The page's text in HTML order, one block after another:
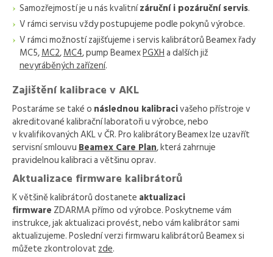
Samozřejmostí je u nás kvalitnízáruční i pozáruční servis.
V rámci servisu vždy postupujeme podle pokynů výrobce.
V rámci možností zajišťujeme i servis kalibrátorů Beamex řady
MC5,MC2,MC4, pump BeamexPGXHa dalších již
nevyráběných zařízení.
Zajištění kalibrace v AKL
Postaráme se také o následnou kalibracivašeho přístroje v
akreditované kalibrační laboratoři u výrobce, nebo
v kvalifikovaných AKL v ČR. Pro kalibrátory Beamex lze uzavřít
servisní smlouvuBeamex Care Plan, která zahrnuje
pravidelnou kalibraci a většinu oprav.
Aktualizace firmware kalibrátorů
K většině kalibrátorů dostanete aktualizaci
firmware ZDARMA přímo od výrobce. Poskytneme vám
instrukce, jak aktualizaci provést, nebo vám kalibrátor sami
aktualizujeme. Poslední verzi firmwaru kalibrátorů Beamex si
můžete zkontrolovatzde.